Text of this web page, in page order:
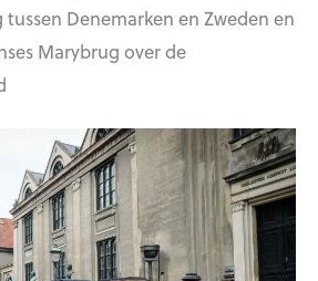
Denemarken en Zweden en
Marybrug over de